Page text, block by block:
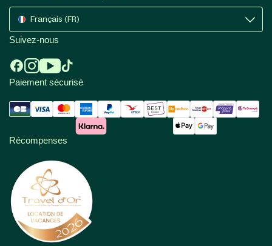
Français (FR)
Suivez-nous
Paiement sécurisé
Récompenses